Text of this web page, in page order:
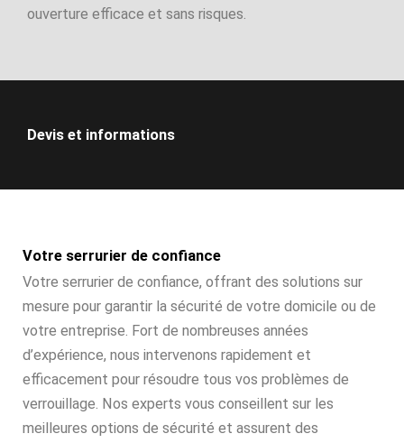
ouverture efficace et sans risques.
Devis et informations
Votre serrurier de confiance
Votre serrurier de confiance, offrant des solutions sur
mesure pour garantir la sécurité de votre domicile ou de
votre entreprise. Fort de nombreuses années
d’expérience, nous intervenons rapidement et
efficacement pour résoudre tous vos problèmes de
verrouillage. Nos experts vous conseillent sur les
meilleures options de sécurité et assurent des